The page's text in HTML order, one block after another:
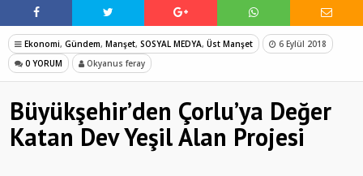
BIRAKMIYORUZ!’
Mazbatalar Alındı
Dolu Vurdu, Büyükşehir Üreticiyi Yalnız Bırakmadı
SOFRALARDA BEREKETİ, GÖNÜLLERDE DAYANIŞMAYI
Ekonomi, Gündem, Manşet, SOSYAL MEDYA, Üst Manşet
6 Eylül 2018
0 YORUM
Okyanus feray
Büyükşehir’den Çorlu’ya Değer
Katan Dev Yeşil Alan Projesi